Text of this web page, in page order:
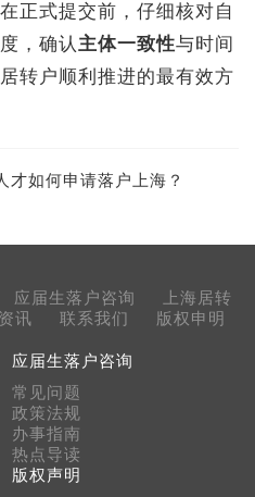
正式提交前，仔细核对自
，确认主体一致性与时间
转户顺利推进的最有效方
才如何申请落户上海？
应届生落户咨询
上海居转
讯 联系我们 版权申明
应届生落户咨询
常见问题
政策法规
办事指南
热点导读
版权声明